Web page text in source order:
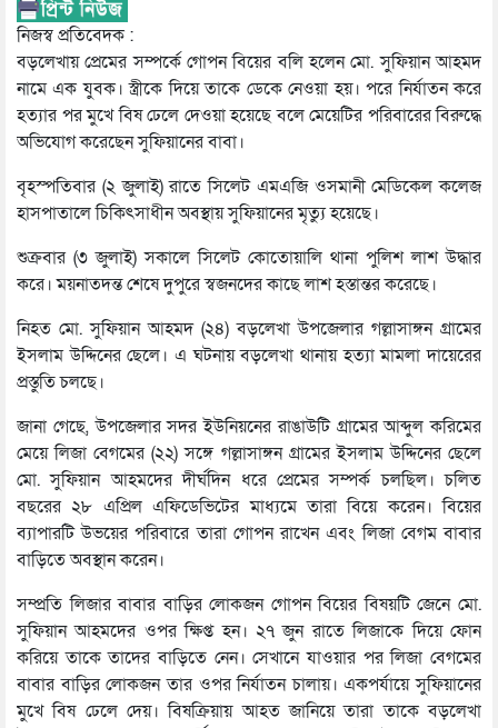
নিজস্ব প্রতিবেদক :
বড়লেখায় প্রেমের সম্পর্কে গোপন বিয়ের বলি হলেন মো. সুফিয়ান আহমদ
নামে এক যুবক। স্ত্রীকে দিয়ে তাকে ডেকে নেওয়া হয়। পরে নির্যাতন করে
হত্যার পর মুখে বিষ ঢেলে দেওয়া হয়েছে বলে মেয়েটির পরিবারের বিরুদ্ধে
অভিযোগ করেছেন সুফিয়ানের বাবা।
বৃহস্পতিবার (২ জুলাই) রাতে সিলেট এমএজি ওসমানী মেডিকেল কলেজ
হাসপাতালে চিকিৎসাধীন অবস্থায় সুফিয়ানের মৃত্যু হয়েছে।
শুক্রবার (৩ জুলাই) সকালে সিলেট কোতোয়ালি থানা পুলিশ লাশ উদ্ধার
করে। ময়নাতদন্ত শেষে দুপুরে স্বজনদের কাছে লাশ হস্তান্তর করেছে।
নিহত মো. সুফিয়ান আহমদ (২৪) বড়লেখা উপজেলার গল্লাসাঙ্গন গ্রামের
ইসলাম উদ্দিনের ছেলে। এ ঘটনায় বড়লেখা থানায় হত্যা মামলা দায়েরের
প্রস্তুতি চলছে।
জানা গেছে, উপজেলার সদর ইউনিয়নের রাঙাউটি গ্রামের আব্দুল করিমের
মেয়ে লিজা বেগমের (২২) সঙ্গে গল্লাসাঙ্গন গ্রামের ইসলাম উদ্দিনের ছেলে
মো. সুফিয়ান আহমদের দীর্ঘদিন ধরে প্রেমের সম্পর্ক চলছিল। চলিত
বছরের ২৮ এপ্রিল এফিডেভিটের মাধ্যমে তারা বিয়ে করেন। বিয়ের
ব্যাপারটি উভয়ের পরিবারে তারা গোপন রাখেন এবং লিজা বেগম বাবার
বাড়িতে অবস্থান করেন।
সম্প্রতি লিজার বাবার বাড়ির লোকজন গোপন বিয়ের বিষয়টি জেনে মো.
সুফিয়ান আহমদের ওপর ক্ষিপ্ত হন। ২৭ জুন রাতে লিজাকে দিয়ে ফোন
করিয়ে তাকে তাদের বাড়িতে নেন। সেখানে যাওয়ার পর লিজা বেগমের
বাবার বাড়ির লোকজন তার ওপর নির্যাতন চালায়। একপর্যায়ে সুফিয়ানের
মুখে বিষ ঢেলে দেয়। বিষক্রিয়ায় আহত জানিয়ে তারা তাকে বড়লেখা